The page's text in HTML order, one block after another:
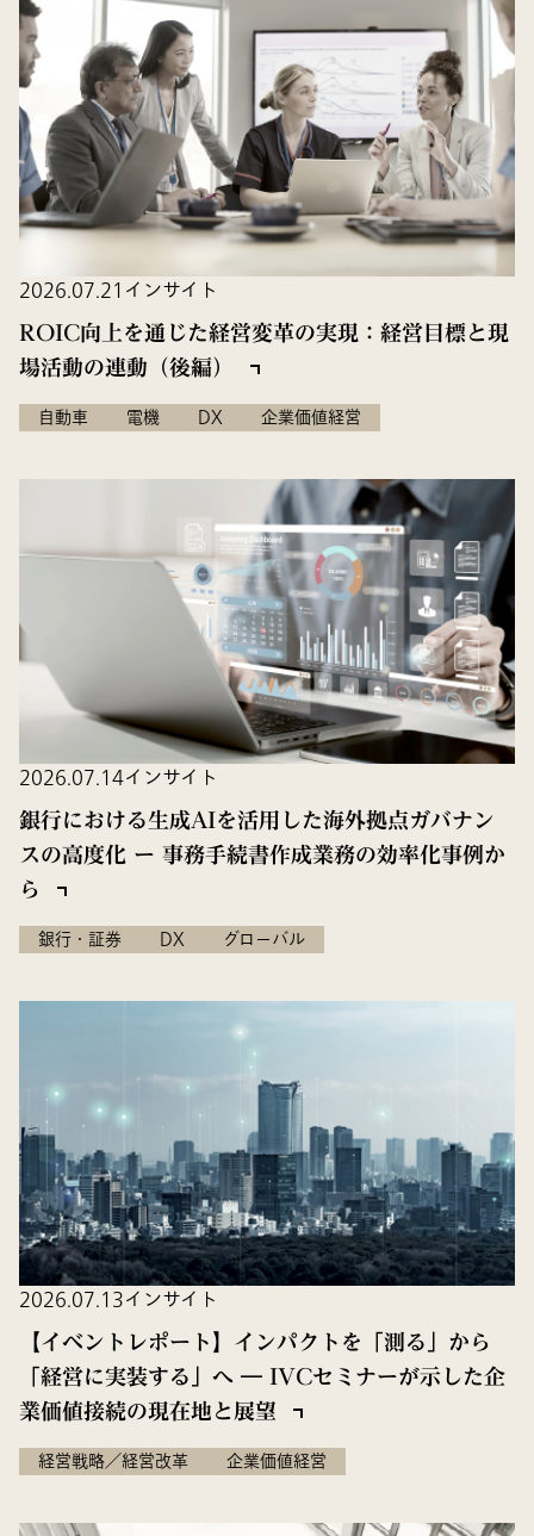
2026.07.21 インサイト
ROIC向上を通じた経営変革の実現：経営目標と現
場活動の連動（後編）
自動車 電機 DX 企業価値経営
2026.07.14インサイト
銀行における生成AIを活用した海外拠点ガバナン
スの高度化 ー 事務手続書作成業務の効率化事例か
ら
銀行・証券 DX グローバル
2026.07.13インサイト
【イベントレポート】インパクトを「測る」から
「経営に実装する」へ ― IVCセミナーが示した企
業価値接続の現在地と展望
経営戦略／経営改革 企業価値経営